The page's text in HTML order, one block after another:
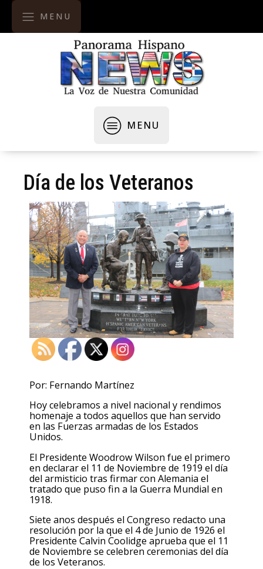
MENU
MENU
Día de los Veteranos
Por: Fernando Martínez
Hoy celebramos a nivel nacional y rendimos
homenaje a todos aquellos que han servido
en las Fuerzas armadas de los Estados
Unidos.
El Presidente Woodrow Wilson fue el primero
en declarar el 11 de Noviembre de 1919 el día
del armisticio tras firmar con Alemania el
tratado que puso fin a la Guerra Mundial en
1918.
Siete anos después el Congreso redacto una
resolución por la que el 4 de Junio de 1926 el
Presidente Calvin Coolidge aprueba que el 11
de Noviembre se celebren ceremonias del día
de los Veteranos.